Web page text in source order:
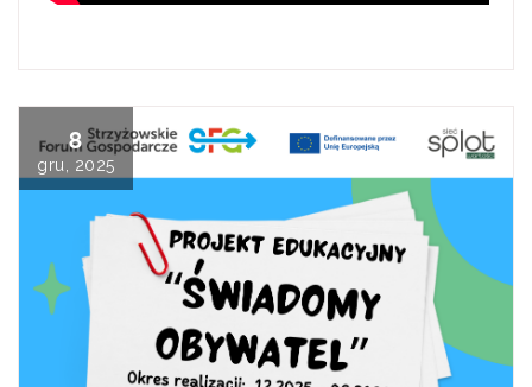
8
gru, 2025